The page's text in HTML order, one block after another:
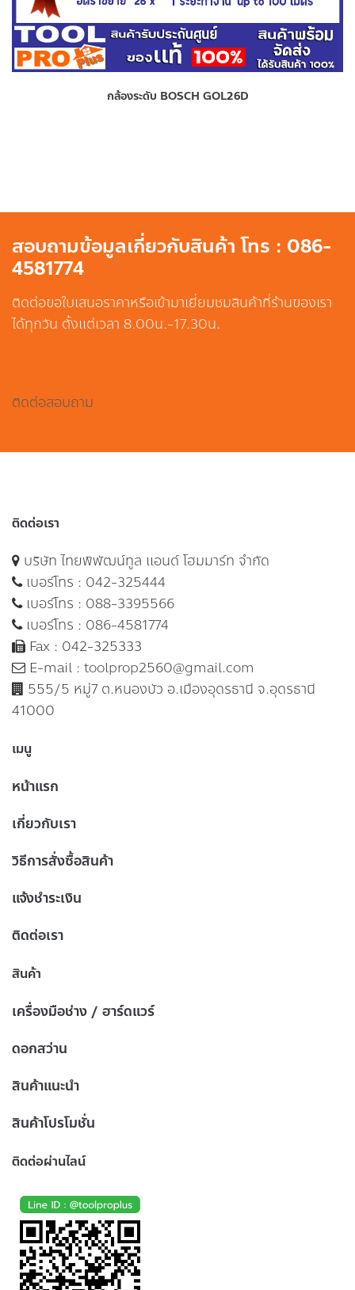
กล้องระดับ BOSCH GOL26D
สอบถามข้อมูลเกี่ยวกับสินค้า โทร : 086-
4581774
ติดต่อขอใบเสนอราคาหรือเข้ามาเยี่ยมชมสินค้าที่ร้านของเรา
ได้ทุกวัน ตั้งแต่เวลา 8.00น.-17.30น.
ติดต่อสอบถาม
ติดต่อเรา
บริษัท ไทยพิพัฒน์ทูล แอนด์ โฮมมาร์ท จำกัด
เบอร์โทร : 042-325444
เบอร์โทร : 088-3395566
เบอร์โทร : 086-4581774
Fax : 042-325333
E-mail : toolprop2560@gmail.com
555/5 หมู่7 ต.หนองบัว อ.เมืองอุดรธานี จ.อุดรธานี
41000
เมนู
หน้าแรก
เกี่ยวกับเรา
วิธีการสั่งซื้อสินค้า
แจ้งชำระเงิน
ติดต่อเรา
สินค้า
เครื่องมือช่าง / ฮาร์ดแวร์
ดอกสว่าน
สินค้าแนะนำ
สินค้าโปรโมชั่น
ติดต่อผ่านไลน์